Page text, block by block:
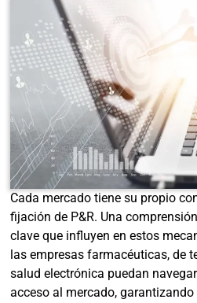
Cada mercado tiene su propio
fijación de P&R. Una
clave que influyen en estos
las empresas farmacéuticas, de
salud electrónica puedan
acceso al mercado,